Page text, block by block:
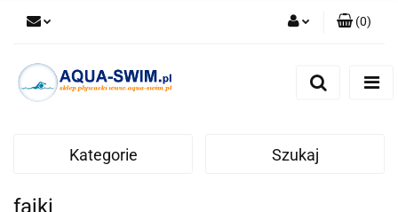
(0)
Kategorie Szukaj
fajki